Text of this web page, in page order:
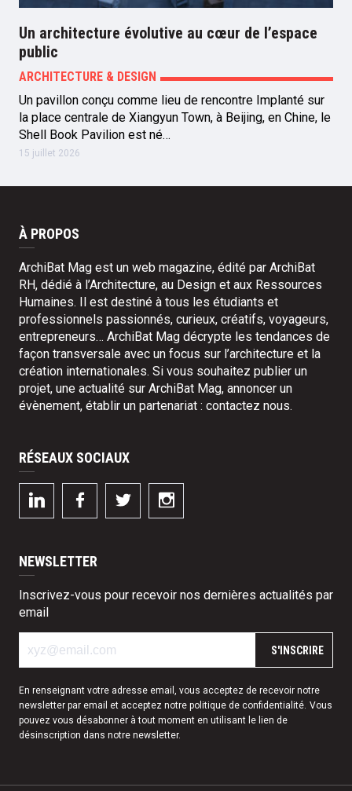
Un architecture évolutive au cœur de l’espace
public
ARCHITECTURE & DESIGN
Un pavillon conçu comme lieu de rencontre Implanté sur
la place centrale de Xiangyun Town, à Beijing, en Chine, le
Shell Book Pavilion est né…
15 juillet 2026
À PROPOS
ArchiBat Mag est un web magazine, édité par ArchiBat
RH, dédié à l’Architecture, au Design et aux Ressources
Humaines. Il est destiné à tous les étudiants et
professionnels passionnés, curieux, créatifs, voyageurs,
entrepreneurs… ArchiBat Mag décrypte les tendances de
façon transversale avec un focus sur l’architecture et la
création internationales. Si vous souhaitez publier un
projet, une actualité sur ArchiBat Mag, annoncer un
évènement, établir un partenariat : contactez nous.
RÉSEAUX SOCIAUX
NEWSLETTER
Inscrivez-vous pour recevoir nos dernières actualités par
email
S'INSCRIRE
En renseignant votre adresse email, vous acceptez de recevoir notre
newsletter par email et acceptez notre politique de confidentialité Vous
pouvez vous désabonner à tout moment en utilisant le lien de
désinscription dans notre newsletter.